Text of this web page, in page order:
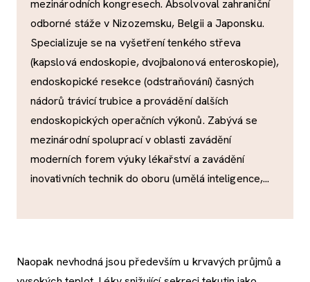
mezinárodních kongresech. Absolvoval zahraniční
odborné stáže v Nizozemsku, Belgii a Japonsku.
Specializuje se na vyšetření tenkého střeva
(kapslová endoskopie, dvojbalonová enteroskopie),
endoskopické resekce (odstraňování) časných
nádorů trávicí trubice a provádění dalších
endoskopických operačních výkonů. Zabývá se
mezinárodní spoluprací v oblasti zavádění
moderních forem výuky lékařství a zavádění
inovativních technik do oboru (umělá inteligence,...
Naopak nevhodná jsou především u krvavých průjmů a